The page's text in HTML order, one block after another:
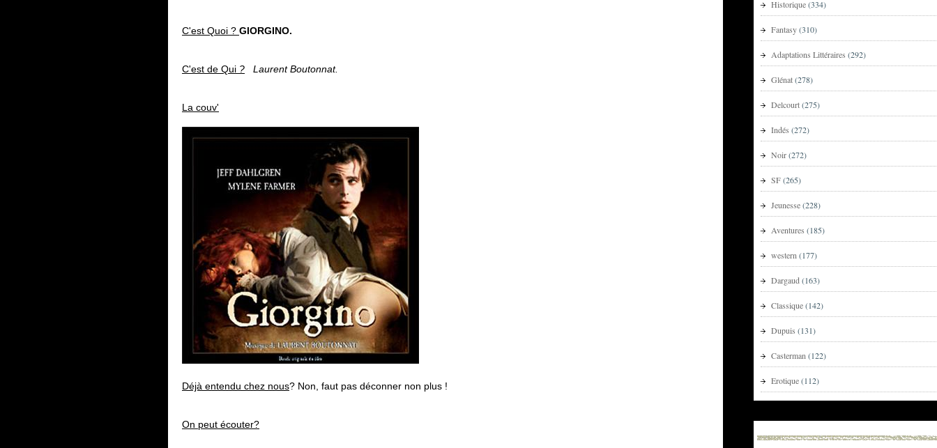
C'est Quoi ? GIORGINO.
C'est de Qui ? Laurent Boutonnat.
La couv'
Déjà entendu chez nous? Non, faut pas déconner non plus !
On peut écouter?
Historique(334)
Fantasy(310)
Adaptations Littéraires (292)
Glénat(278)
Delcourt(275)
Indés (272)
Noir(272)
SF(265)
Jeunesse(228)
Aventures (185)
western (177)
Dargaud (163)
Classique(142)
Dupuis (131)
Casterman (122)
Erotique(112)